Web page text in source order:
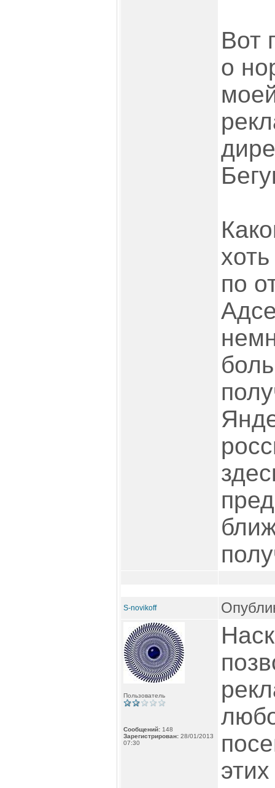
Вот
о
по
S-novikoff
Пользователь
Сообщений: 148
Зарегистрирован: 28/01/2013
07:30